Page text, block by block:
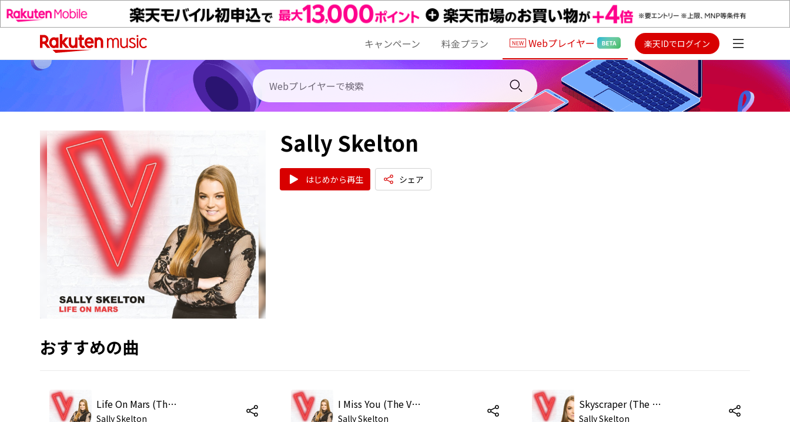
キャンペーン 料金プラン Webプレイヤー 楽天IDでログイン
Sally Skelton
はじめから再生 シェア
おすすめの曲
Life On Mars (The Voice Australia 2018 Performance / Live)
Sally Skelton
I Miss You (The Voice Australia 2018 Performance / Live)
Sally Skelton
Skyscraper (The Voice Australia 2018 Performance / Live)
Sally Skelton